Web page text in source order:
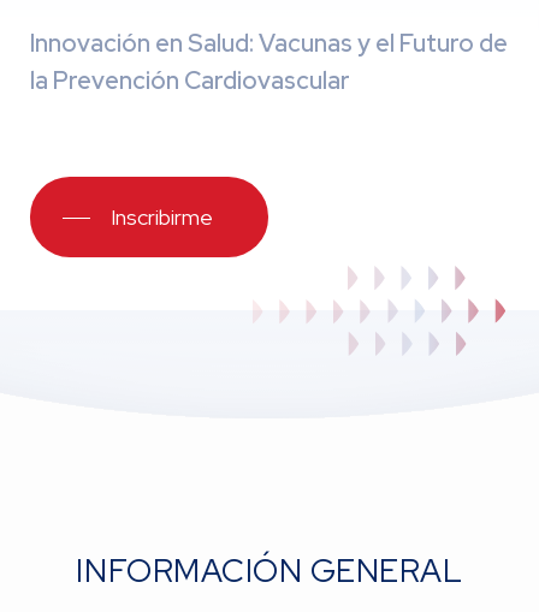
Innovación en Salud: Vacunas y el Futuro de
la Prevención Cardiovascular
Inscribirme
INFORMACIÓN GENERAL